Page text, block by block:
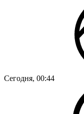
Сегодня, 00:44